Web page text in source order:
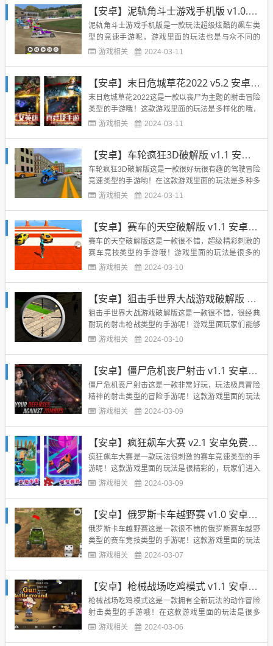
的，无数的玩法让你尽情的享受其中呢，能够解锁各
种的角色造型呢，等你来...
【安卓】泥轨角斗士游戏手机版 v1.0.5 免费版免费下载
泥轨角斗士游戏手机版是一款玩法超级炫酷的飙车类
型的竞速手游呢，游戏里面的玩法也是与众不同的
哦，尽情的让所有的玩家们体验到飙车的快感呢！同
有很多的赛道等你来进行冒险哦，能够尽情的锻炼我
们的赛车技术呢，挑战各种的...
游戏相关 2024-03-11
【安卓】末日危城草花2022 v5.2 安卓免费玩
末日危城草花2022这是一款以丧尸为主题的射击冒险
类型的手游哦！这款游戏里面的玩法是多样化的哦，
玩家们进入游戏里面的时候能够享受到其中的无穷魅
游戏里面的福利也是很多的哦，每天登陆游戏即可领
取到呢，无穷的玩法等...
游戏相关 2024-03-11
【安卓】车轮疯狂3D破解版 v1.1 安卓免费玩
车轮疯狂3D破解版这是一款很好玩很有趣的驾驶冒险
竞速类型的手游哟！在这款游戏里面的玩法是多种多
样的哦，我们能够驾驶着自己的摩托车参加各种的任
并且游戏里面的我们能够在各种的赛道上面疾驰，但
是最重要的还得是注意安...
游戏相关 2024-03-11
【安卓】赛车的天空破解版 v1.1 安卓免费下载
赛车的天空破解版这是一款很不错，超级精彩刺激的
赛车竞技类型的手游哦！游戏里面的玩法是很多的
哟，我们能够驾驶各种的车辆来完成精彩的车里驾驶
哟，超多的福利免费领取！同时这款游戏的操作也是
很简易的呢，无数的玩法等你...
游戏相关 2024-03-10
【安卓】狙击手世界大战游戏破解版 v1.0 福利版免费玩
狙击手世界大战游戏破解版这是一款很不错，很经典
耐玩的射击枪战类型的手游呢！游戏里面玩家们能够
体验到最极致独特的射击冒险哦，然后这里面我们将
血玩法，等你来挑战哟！把握战争的节奏，然后对抗
各种强大的敌人，让你展现...
游戏相关 2024-03-10
【安卓】僵尸危机丧尸射击 v1.1 安卓免费版下载
僵尸危机丧尸射击这是一款非常好玩，玩法极具冒险
精神的射击类型的冒险手游呢！这款游戏里面的玩法
是多样化的哦，然后这个世界是充满危机的，会有很
哟，超多的精彩瞬间等你来尝试看看，消灭所有的僵
尸就是我们的任务呢，完成任...
游戏相关 2024-03-09
【安卓】疯狂飙车大赛 v2.1 安卓免费版下载
疯狂飙车大赛是一款玩法很刺激的赛车竞速类型的手
游呢！这款游戏里面的玩法是很精彩的，玩家们进入
游戏里面的时候能够体验到其中带给我们的无穷魅力
玩法也是很多的呢，操作层面来说相对而言比较简
单，会碰到诸多强劲的对手，...
游戏相关 2024-03-09
【安卓】俄罗斯卡车越野赛 v1.0 安卓最新版下载
俄罗斯卡车越野赛这是一款很不错的俄罗斯赛车越野
类型的赛车竞技类型的手游呢！这款游戏里面的玩法
是多样化的哦，玩家们进入游戏里面的时候肯定能够
自己所爱的，然后再去执行各种的冒险任务呢，超多
的好玩驾驶玩法等你来尝试看...
游戏相关 2024-03-07
【安卓】枪械战场吃鸡模式 v1.1 安卓免费下载
枪械战场吃鸡模式这是一款拥有全新玩法的动作冒险
射击类型的手游哦！在这款游戏里面的玩法是很多
的，当我们进入游戏里面的时候必须在地图里面搜寻
游戏相关 2024-03-06